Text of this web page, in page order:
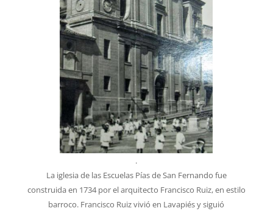
.
La iglesia de las Escuelas Pías de San Fernando fue
construida en 1734 por el arquitecto Francisco Ruiz, en estilo
barroco. Francisco Ruiz vivió en Lavapiés y siguió